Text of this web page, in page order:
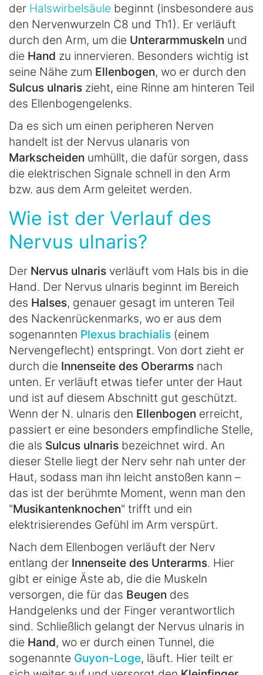
der Halswirbelsäule beginnt (insbesondere aus
den Nervenwurzeln C8 und Th1). Er verläuft
durch den Arm, um die Unterarmmuskeln und
die Hand zu innervieren. Besonders wichtig ist
seine Nähe zum Ellenbogen, wo er durch den
Sulcus ulnaris zieht, eine Rinne am hinteren Teil
des Ellenbogengelenks.
Da es sich um einen peripheren Nerven
handelt ist der Nervus ulanaris von
Markscheiden umhüllt, die dafür sorgen, dass
die elektrischen Signale schnell in den Arm
bzw. aus dem Arm geleitet werden.
Wie ist der Verlauf des
Nervus ulnaris?
Der Nervus ulnaris verläuft vom Hals bis in die
Hand. Der Nervus ulnaris beginnt im Bereich
des Halses, genauer gesagt im unteren Teil
des Nackenrückenmarks, wo er aus dem
sogenannten Plexus brachialis (einem
Nervengeflecht) entspringt. Von dort zieht er
durch die Innenseite des Oberarms nach
unten. Er verläuft etwas tiefer unter der Haut
und ist auf diesem Abschnitt gut geschützt.
Wenn der N. ulnaris den Ellenbogen erreicht,
passiert er eine besonders empfindliche Stelle,
die als Sulcus ulnaris bezeichnet wird. An
dieser Stelle liegt der Nerv sehr nah unter der
Haut, sodass man ihn leicht anstoßen kann –
das ist der berühmte Moment, wenn man den
"Musikantenknochen" trifft und ein
elektrisierendes Gefühl im Arm verspürt.
Nach dem Ellenbogen verläuft der Nerv
entlang der Innenseite des Unterarms. Hier
gibt er einige Äste ab, die die Muskeln
versorgen, die für das Beugen des
Handgelenks und der Finger verantwortlich
sind. Schließlich gelangt der Nervus ulnaris in
die Hand, wo er durch einen Tunnel, die
sogenannte Guyon-Loge, läuft. Hier teilt er